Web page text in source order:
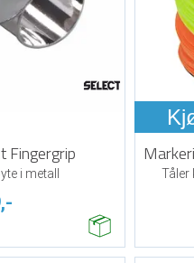
Fingergrip
i metall Tåler